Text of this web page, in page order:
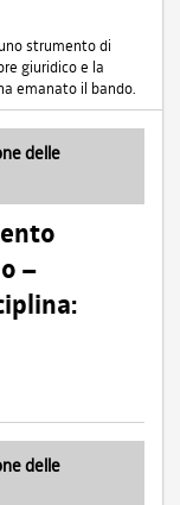
strumento di
giuridico e la
emanato il bando.
delle
–
delle